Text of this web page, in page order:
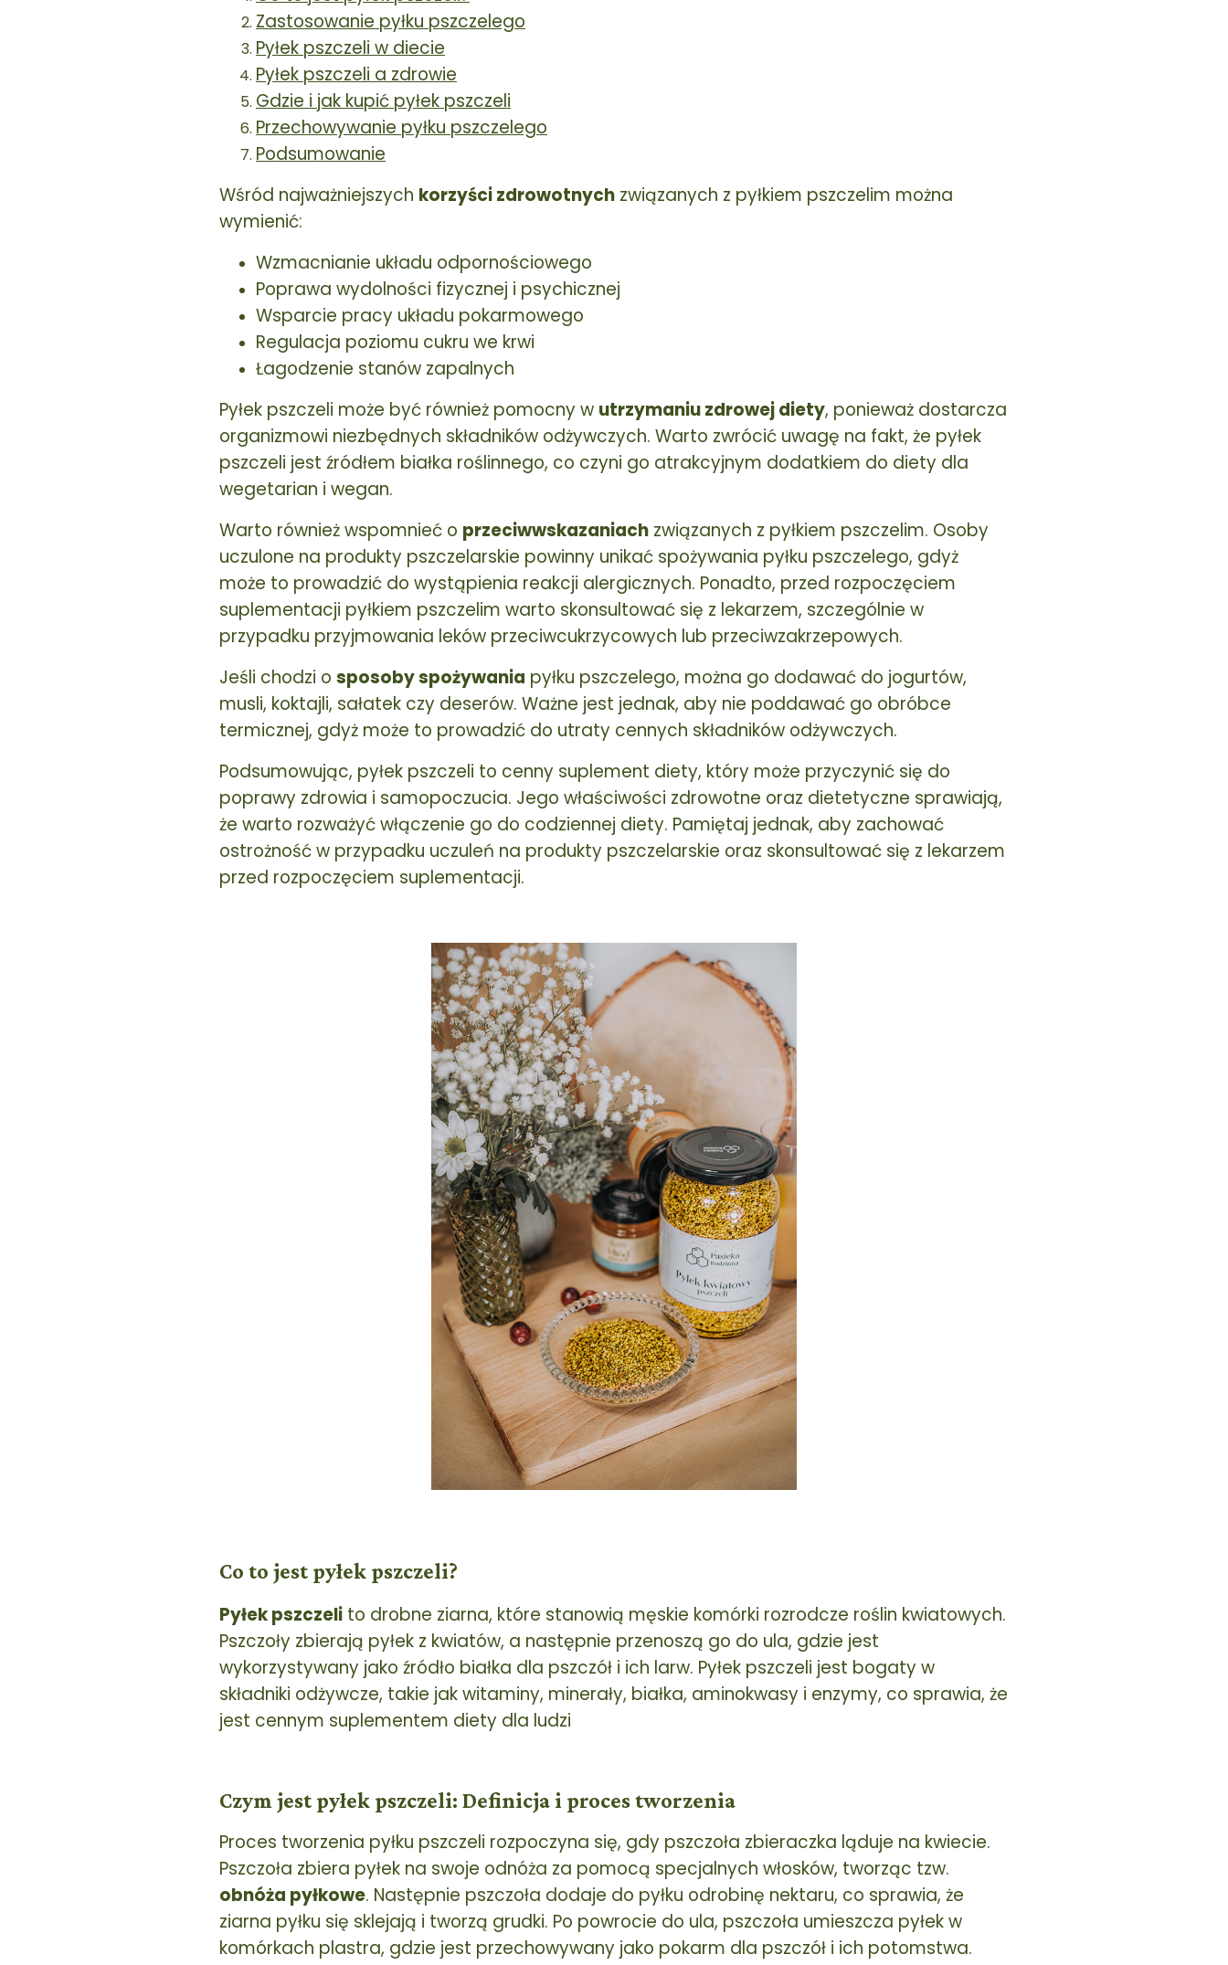
Zastosowanie pyłku pszczelego
Pyłek pszczeli w diecie
Pyłek pszczeli a zdrowie
Gdzie i jak kupić pyłek pszczeli
Przechowywanie pyłku pszczelego
Podsumowanie
Wśród najważniejszych korzyści zdrowotnych związanych z pyłkiem pszczelim można
wymienić:
Wzmacnianie układu odpornościowego
Poprawa wydolności fizycznej i psychicznej
Wsparcie pracy układu pokarmowego
Regulacja poziomu cukru we krwi
Łagodzenie stanów zapalnych
Pyłek pszczeli może być również pomocny w utrzymaniu zdrowej diety, ponieważ dostarcza
organizmowi niezbędnych składników odżywczych. Warto zwrócić uwagę na fakt, że pyłek
pszczeli jest źródłem białka roślinnego, co czyni go atrakcyjnym dodatkiem do diety dla
wegetarian i wegan.
Warto również wspomnieć o przeciwwskazaniach związanych z pyłkiem pszczelim. Osoby
uczulone na produkty pszczelarskie powinny unikać spożywania pyłku pszczelego, gdyż
może to prowadzić do wystąpienia reakcji alergicznych. Ponadto, przed rozpoczęciem
suplementacji pyłkiem pszczelim warto skonsultować się z lekarzem, szczególnie w
przypadku przyjmowania leków przeciwcukrzycowych lub przeciwzakrzepowych.
Jeśli chodzi o sposoby spożywania pyłku pszczelego, można go dodawać do jogurtów,
musli, koktajli, sałatek czy deserów. Ważne jest jednak, aby nie poddawać go obróbce
termicznej, gdyż może to prowadzić do utraty cennych składników odżywczych.
Podsumowując, pyłek pszczeli to cenny suplement diety, który może przyczynić się do
poprawy zdrowia i samopoczucia. Jego właściwości zdrowotne oraz dietetyczne sprawiają,
że warto rozważyć włączenie go do codziennej diety. Pamiętaj jednak, aby zachować
ostrożność w przypadku uczuleń na produkty pszczelarskie oraz skonsultować się z lekarzem
przed rozpoczęciem suplementacji.
Co to jest pyłek pszczeli?
Pyłek pszczeli to drobne ziarna, które stanowią męskie komórki rozrodcze roślin kwiatowych.
Pszczoły zbierają pyłek z kwiatów, a następnie przenoszą go do ula, gdzie jest
wykorzystywany jako źródło białka dla pszczół i ich larw. Pyłek pszczeli jest bogaty w
składniki odżywcze, takie jak witaminy, minerały, białka, aminokwasy i enzymy, co sprawia, że
jest cennym suplementem diety dla ludzi
Czym jest pyłek pszczeli: Definicja i proces tworzenia
Proces tworzenia pyłku pszczeli rozpoczyna się, gdy pszczoła zbieraczka ląduje na kwiecie.
Pszczoła zbiera pyłek na swoje odnóża za pomocą specjalnych włosków, tworząc tzw.
obnóża pyłkowe. Następnie pszczoła dodaje do pyłku odrobinę nektaru, co sprawia, że
ziarna pyłku się sklejają i tworzą grudki. Po powrocie do ula, pszczoła umieszcza pyłek w
komórkach plastra, gdzie jest przechowywany jako pokarm dla pszczół i ich potomstwa.